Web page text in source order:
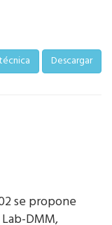
Descargar
se propone
DMM,